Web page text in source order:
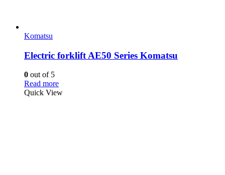
Komatsu
Electric forklift AE50 Series Komatsu
0 out of 5
Read more
Quick View